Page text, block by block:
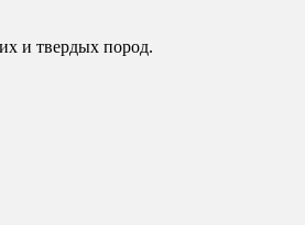
и твердых пород.